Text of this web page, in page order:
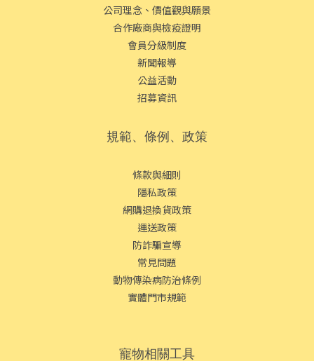
公司理念、價值觀與願景
合作廠商與檢疫證明
會員分級制度
新聞報導
公益活動
招募資訊
規範、條例、政策
條款與細則
隱私政策
網購退換貨政策
運送政策
防詐騙宣導
常見問題
動物傳染病防治條例
實體門市規範
寵物相關工具